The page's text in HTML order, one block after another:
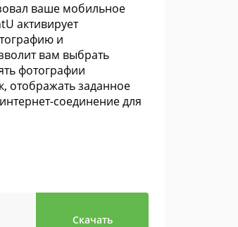
ваше мобильное
активирует
и
вам выбрать
фотографии
отображать заданное
соединение для
Скачать